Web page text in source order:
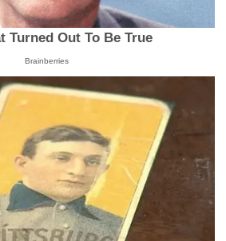
Turned Out To Be True
Brainberries